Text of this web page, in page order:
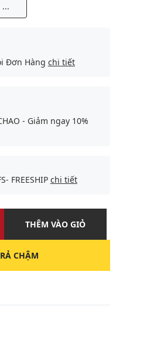
...
Đơn Hàng chi tiết
- Giảm ngay 10%
FREESHIP chi tiết
THÊM VÀO GIỎ
CHẬM